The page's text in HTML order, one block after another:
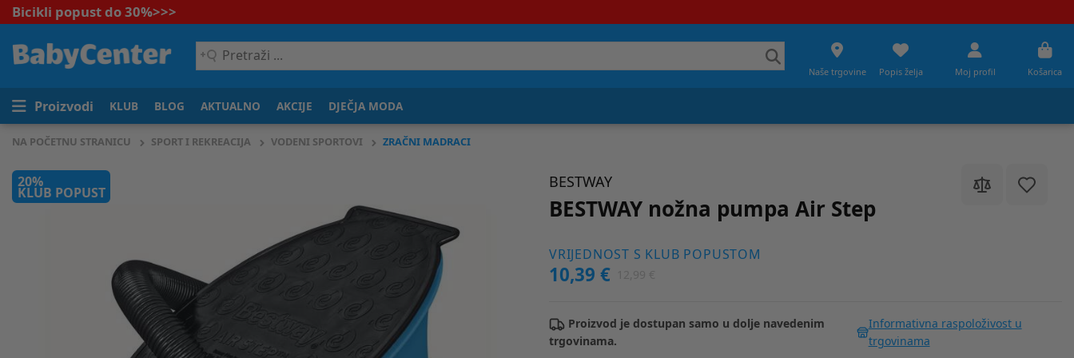
Bicikli popust do 30%>>>
Pretraži
...
Naše trgovine Popis želja Moj profil Košarica
Proizvodi KLUB BLOG AKTUALNO AKCIJE DJEČJA MODA
NA POČETNU STRANICU SPORT I REKREACIJA VODENI SPORTOVI ZRAČNI MADRACI
20%
KLUB POPUST
BESTWAY
BESTWAY nožna pumpa Air Step
VRIJEDNOST S KLUB POPUSTOM
10,39 €
Proizvod je dostupan samo u dolje navedenim
trgovinama.
Informativna raspoloživost u
trgovinama